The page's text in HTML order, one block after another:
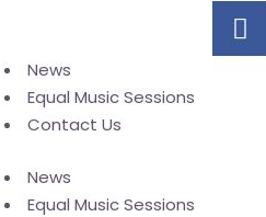
News
Equal Music Sessions
Contact Us
News
Equal Music Sessions